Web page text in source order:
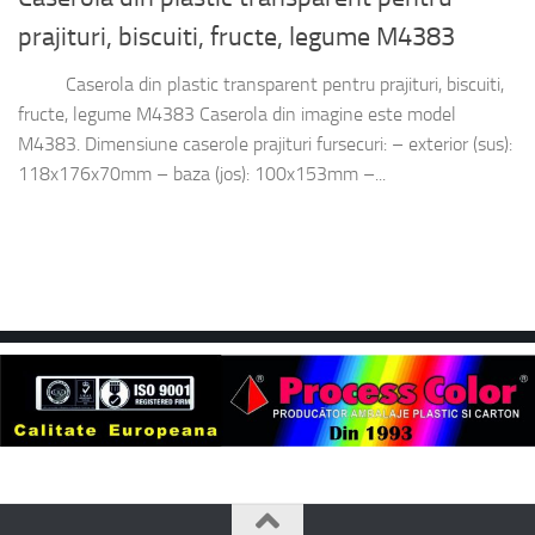
prajituri, biscuiti, fructe, legume M4383
Caserola din plastic transparent pentru prajituri, biscuiti,
fructe, legume M4383 Caserola din imagine este model
M4383. Dimensiune caserole prajituri fursecuri: – exterior (sus):
118x176x70mm – baza (jos): 100x153mm –...